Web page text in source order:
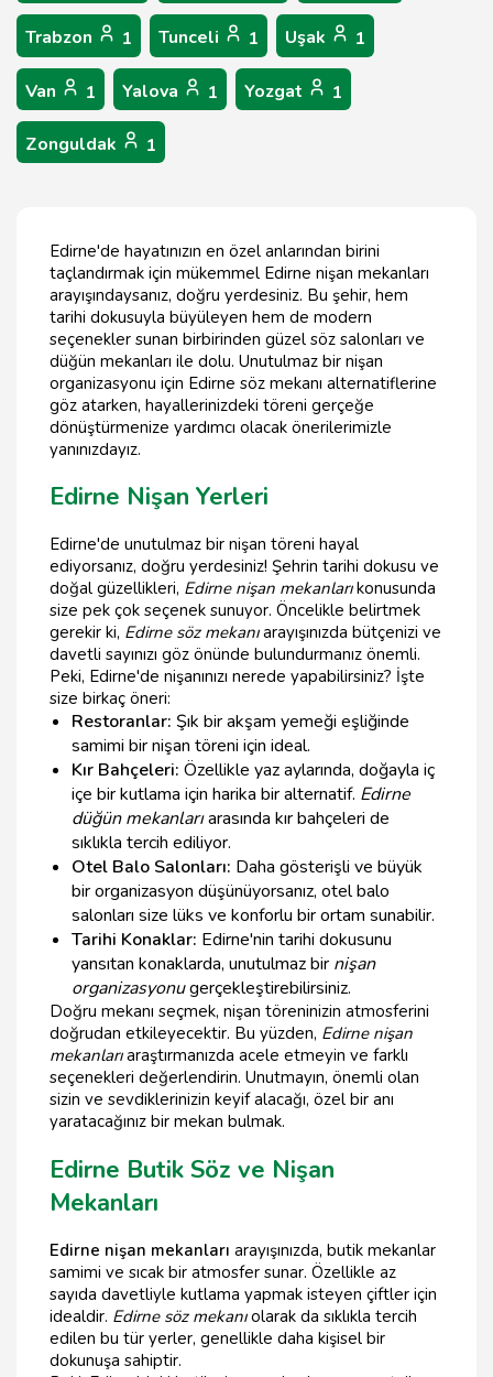
Trabzon 1 Tunceli 1 Uşak 1
Van 1 Yalova 1 Yozgat 1
Zonguldak 1
Edirne'de hayatınızın en özel anlarından birini
taçlandırmak için mükemmel Edirne nişan mekanları
arayışındaysanız, doğru yerdesiniz. Bu şehir, hem
tarihi dokusuyla büyüleyen hem de modern
seçenekler sunan birbirinden güzel söz salonları ve
düğün mekanları ile dolu. Unutulmaz bir nişan
organizasyonu için Edirne söz mekanı alternatiflerine
göz atarken, hayallerinizdeki töreni gerçeğe
dönüştürmenize yardımcı olacak önerilerimizle
yanınızdayız.
Edirne Nişan Yerleri
Edirne'de unutulmaz bir nişan töreni hayal
ediyorsanız, doğru yerdesiniz! Şehrin tarihi dokusu ve
doğal güzellikleri, Edirne nişan mekanlarıkonusunda
size pek çok seçenek sunuyor. Öncelikle belirtmek
gerekir ki, Edirne söz mekanıarayışınızda bütçenizi ve
davetli sayınızı göz önünde bulundurmanız önemli.
Peki, Edirne'de nişanınızı nerede yapabilirsiniz? İşte
size birkaç öneri:
Restoranlar: Şık bir akşam yemeği eşliğinde
samimi bir nişan töreni için ideal.
Kır Bahçeleri: Özellikle yaz aylarında, doğayla iç
içe bir kutlama için harika bir alternatif. Edirne
düğün mekanlarıarasında kır bahçeleri de
sıklıkla tercih ediliyor.
Otel Balo Salonları: Daha gösterişli ve büyük
bir organizasyon düşünüyorsanız, otel balo
salonları size lüks ve konforlu bir ortam sunabilir.
Tarihi Konaklar: Edirne'nin tarihi dokusunu
yansıtan konaklarda, unutulmaz bir nişan
organizasyonugerçekleştirebilirsiniz.
Doğru mekanı seçmek, nişan töreninizin atmosferini
doğrudan etkileyecektir. Bu yüzden, Edirne nişan
mekanlarıaraştırmanızda acele etmeyin ve farklı
seçenekleri değerlendirin. Unutmayın, önemli olan
sizin ve sevdiklerinizin keyif alacağı, özel bir anı
yaratacağınız bir mekan bulmak.
Edirne Butik Söz ve Nişan
Mekanları
Edirne nişan mekanları arayışınızda, butik mekanlar
samimi ve sıcak bir atmosfer sunar. Özellikle az
sayıda davetliyle kutlama yapmak isteyen çiftler için
idealdir. Edirne söz mekanıolarak da sıklıkla tercih
edilen bu tür yerler, genellikle daha kişisel bir
dokunuşa sahiptir.